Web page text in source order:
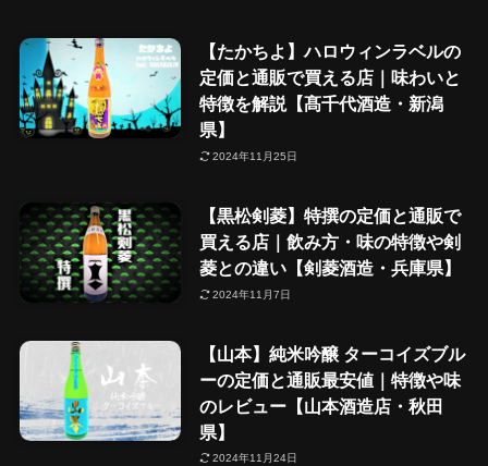
【たかちよ】ハロウィンラベルの
定価と通販で買える店｜味わいと
特徴を解説【髙千代酒造・新潟
県】
2024年11月25日
【黒松剣菱】特撰の定価と通販で
買える店｜飲み方・味の特徴や剣
菱との違い【剣菱酒造・兵庫県】
2024年11月7日
【山本】純米吟醸 ターコイズブル
ーの定価と通販最安値｜特徴や味
のレビュー【山本酒造店・秋田
県】
2024年11月24日